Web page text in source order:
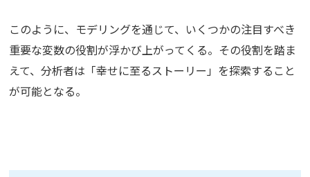
このように、モデリングを通じて、いくつかの注目すべき
重要な変数の役割が浮かび上がってくる。その役割を踏ま
えて、分析者は「幸せに至るストーリー」を探索すること
が可能となる。